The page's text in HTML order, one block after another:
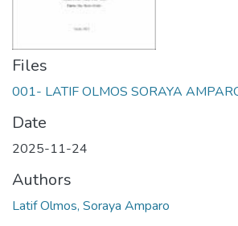
Files
001- LATIF OLMOS SORAYA
Date
2025-11-24
Authors
Latif Olmos, Soraya Amparo